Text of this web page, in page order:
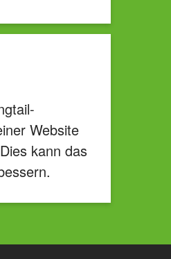
Website
kann das